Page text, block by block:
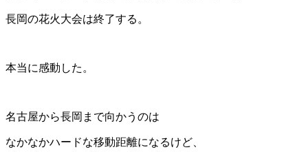
長岡の花火大会は終了する。
本当に感動した。
名古屋から長岡まで向かうのは
なかなかハードな移動距離になるけど、